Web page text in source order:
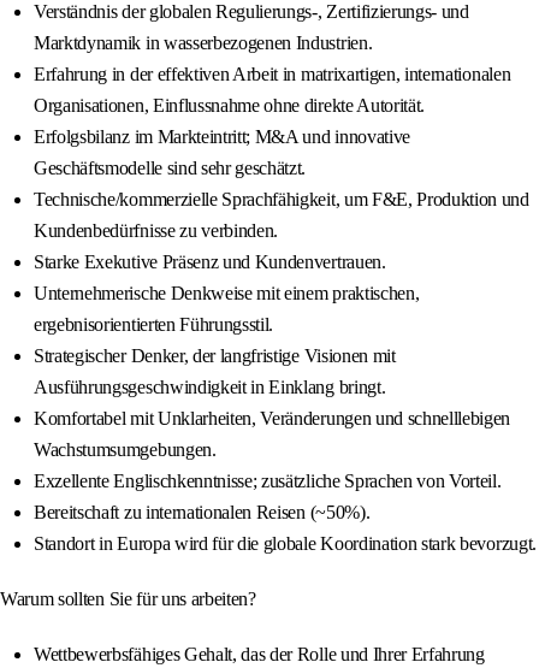
Verständnis der globalen Regulierungs-, Zertifizierungs- und
Marktdynamik in wasserbezogenen Industrien.
Erfahrung in der effektiven Arbeit in matrixartigen, internationalen
Organisationen, Einflussnahme ohne direkte Autorität.
Erfolgsbilanz im Markteintritt; M&A und innovative
Geschäftsmodelle sind sehr geschätzt.
Technische/kommerzielle Sprachfähigkeit, um F&E, Produktion und
Kundenbedürfnisse zu verbinden.
Starke Exekutive Präsenz und Kundenvertrauen.
Unternehmerische Denkweise mit einem praktischen,
ergebnisorientierten Führungsstil.
Strategischer Denker, der langfristige Visionen mit
Ausführungsgeschwindigkeit in Einklang bringt.
Komfortabel mit Unklarheiten, Veränderungen und schnelllebigen
Wachstumsumgebungen.
Exzellente Englischkenntnisse; zusätzliche Sprachen von Vorteil.
Bereitschaft zu internationalen Reisen (~50%).
Standort in Europa wird für die globale Koordination stark bevorzugt.
Warum sollten Sie für uns arbeiten?
Wettbewerbsfähiges Gehalt, das der Rolle und Ihrer Erfahrung